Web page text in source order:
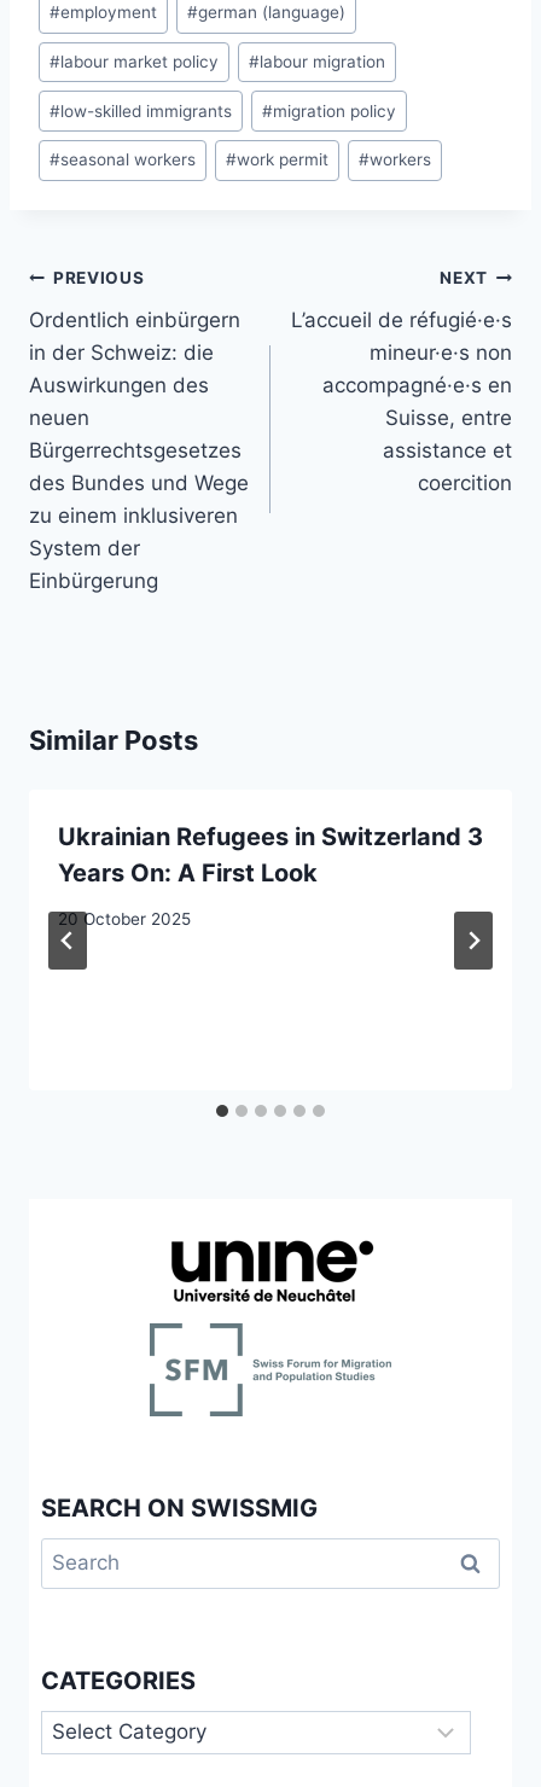
#employment #german (language)
#labour market policy #labour migration
#low-skilled immigrants #migration policy
#seasonal workers #work permit #workers
Post
navigation
PREVIOUS
Ordentlich einbürgern
in der Schweiz: die
Auswirkungen des
neuen
Bürgerrechtsgesetzes
des Bundes und Wege
zu einem inklusiveren
System der
Einbürgerung
NEXT
L’accueil de réfugié·e·s
mineur·e·s non
accompagné·e·s en
Suisse, entre
assistance et
coercition
Similar Posts
Ukrainian Refugees in Switzerland 3
Years On: A First Look
20 October 2025
SEARCH ON SWISSMIG
Search
for:
CATEGORIES
Categories